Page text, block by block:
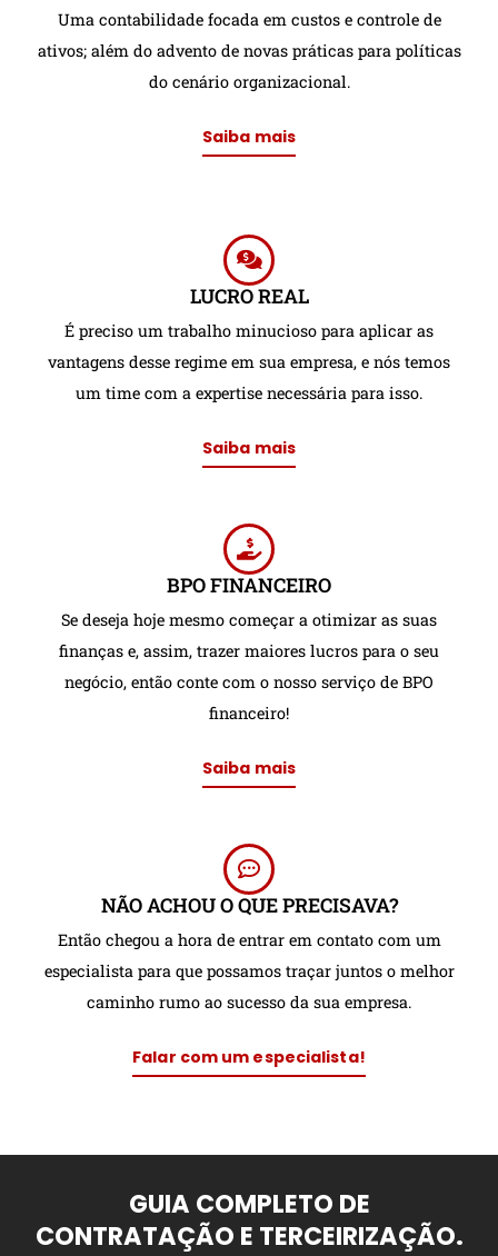
Uma contabilidade focada em custos e controle de
ativos; além do advento de novas práticas para políticas
do cenário organizacional.
Saiba mais
LUCRO REAL
É preciso um trabalho minucioso para aplicar as
vantagens desse regime em sua empresa, e nós temos
um time com a expertise necessária para isso.
Saiba mais
BPO FINANCEIRO
Se deseja hoje mesmo começar a otimizar as suas
finanças e, assim, trazer maiores lucros para o seu
negócio, então conte com o nosso serviço de BPO
financeiro!
Saiba mais
NÃO ACHOU O QUE PRECISAVA?
Então chegou a hora de entrar em contato com um
especialista para que possamos traçar juntos o melhor
caminho rumo ao sucesso da sua empresa.
Falar com um especialista!
GUIA COMPLETO DE
CONTRATAÇÃO E TERCEIRIZAÇÃO.